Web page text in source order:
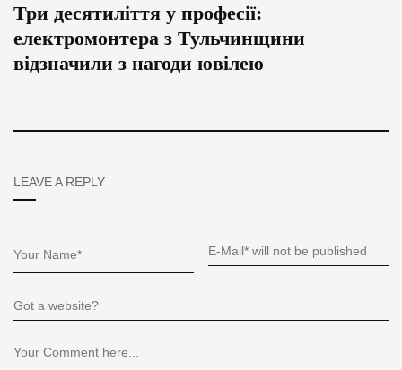
Три десятиліття у професії:
електромонтера з Тульчинщини
відзначили з нагоди ювілею
LEAVE A REPLY